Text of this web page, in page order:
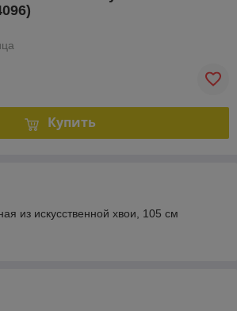
Купить
из искусственной хвои, 105 см